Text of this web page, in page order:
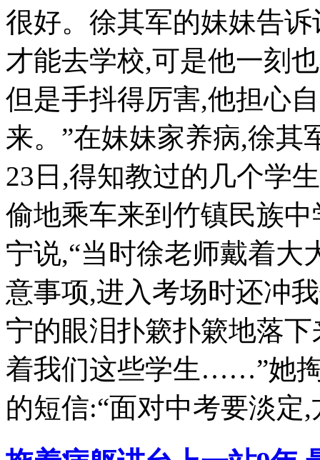
很好。徐其军的妹妹告
才能去学校,可是他一刻
但是手抖得厉害,他担心
来。”在妹妹家养病,徐其
23日,得知教过的几个学
偷地乘车来到竹镇民族
宁说,“当时徐老师戴着大
意事项,进入考场时还冲
宁的眼泪扑簌扑簌地落
着我们这些学生……”她
的短信:“面对中考要淡定